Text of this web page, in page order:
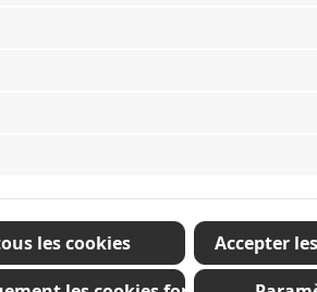
les cookies
Accepter